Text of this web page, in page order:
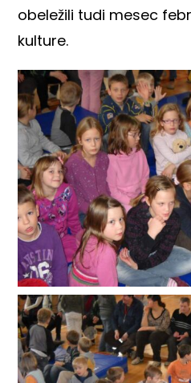
obeležili tudi mesec
kulture.